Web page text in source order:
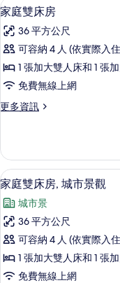
的
所
有
相
片
房,
城
市
景
的
詳
顯
示
家
庭
雙
房
所
有
相
片
5
家庭雙床房
36 平方公尺
可容納 4 人 (依實際入
1 張加大雙人床和 1 張
免費無線上網
更多資訊
更
雙
床
房
的
詳
情
顯
示
家
庭
雙
床
8
家庭雙床房, 城市景觀
城市景
36 平方公尺
可容納 4 人 (依實際入
1 張加大雙人床和 1 張
免費無線上網